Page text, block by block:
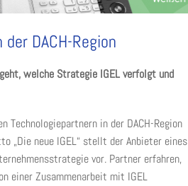
DACH-Region
welche Strategie IGEL verfolgt und
in der DACH-Region
„Die neue IGEL“ stellt der Anbieter eines
vor. Partner erfahren,
einer Zusammenarbeit mit IGEL